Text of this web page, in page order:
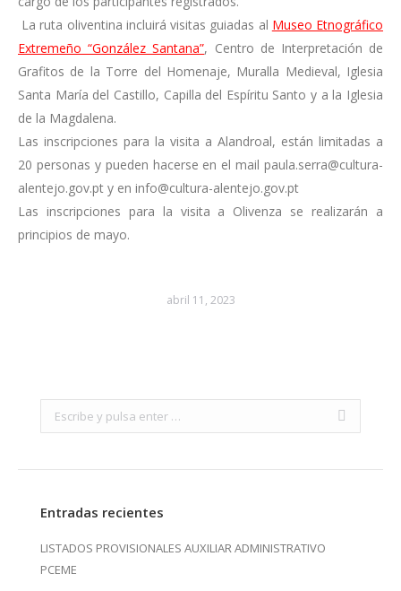
La ruta oliventina incluirá visitas guiadas al Museo Etnográfico
Extremeño “González Santana”, Centro de Interpretación de
Grafitos de la Torre del Homenaje, Muralla Medieval, Iglesia
Santa María del Castillo, Capilla del Espíritu Santo y a la Iglesia
de la Magdalena.
Las inscripciones para la visita a Alandroal, están limitadas a
20 personas y pueden hacerse en el mail paula.serra@cultura-
alentejo.gov.pt y en info@cultura-alentejo.gov.pt
Las inscripciones para la visita a Olivenza se realizarán a
principios de mayo.
abril 11, 2023
Search:
Entradas recientes
LISTADOS PROVISIONALES AUXILIAR ADMINISTRATIVO
PCEME